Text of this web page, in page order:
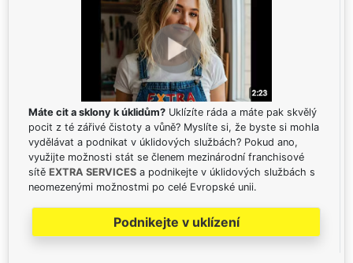
Máte cit a sklony k úklidům? Uklízíte ráda a máte pak skvělý
pocit z té zářivé čistoty a vůně? Myslíte si, že byste si mohla
vydělávat a podnikat v úklidových službách? Pokud ano,
využijte možnosti stát se členem mezinárodní franchisové
sítě EXTRA SERVICES a podnikejte v úklidových službách s
neomezenými možnostmi po celé Evropské unii.
Podnikejte v uklízení